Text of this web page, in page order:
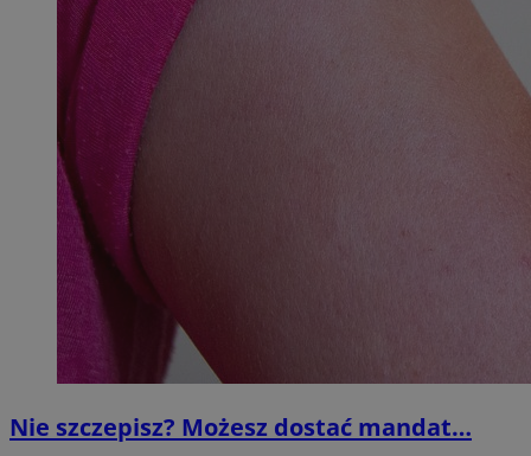
Nie szczepisz? Możesz dostać mandat…